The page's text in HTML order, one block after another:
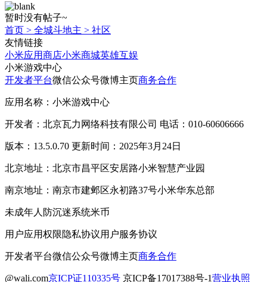
暂时没有帖子~
首页 > 全城斗地主 > 社区
友情链接
小米应用商店小米商城英雄互娱
小米游戏中心
开发者平台微信公众号微博主页商务合作
应用名称：小米游戏中心
开发者：北京瓦力网络科技有限公司 电话：010-60606666
版本：13.5.0.70 更新时间：2025年3月24日
北京地址：北京市昌平区安居路小米智慧产业园
南京地址：南京市建邺区永初路37号小米华东总部
未成年人防沉迷系统米币
用户应用权限隐私协议用户服务协议
开发者平台微信公众号微博主页商务合作
@wali.com京ICP证110335号 京ICP备17017388号-1营业执照